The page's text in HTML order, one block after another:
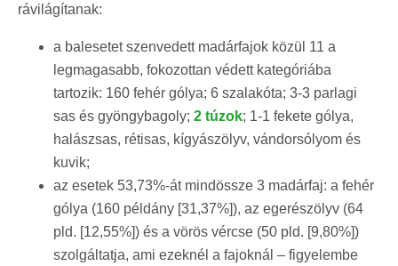
rávilágítanak:
a balesetet szenvedett madárfajok közül 11 a
legmagasabb, fokozottan védett kategóriába
tartozik: 160 fehér gólya; 6 szalakóta; 3-3 parlagi
sas és gyöngybagoly; 2 túzok; 1-1 fekete gólya,
halászsas, rétisas, kígyászölyv, vándorsólyom és
kuvik;
az esetek 53,73%-át mindössze 3 madárfaj: a fehér
gólya (160 példány [31,37%]), az egerészölyv (64
pld. [12,55%]) és a vörös vércse (50 pld. [9,80%])
szolgáltatja, ami ezeknél a fajoknál – figyelembe